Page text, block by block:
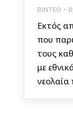
ΒΙΝΤΕΟ
Εκτός
που
τους
με
νεολαία